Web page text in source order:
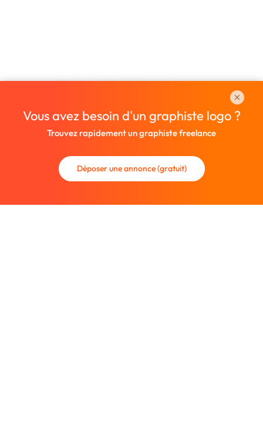
Vous avez besoin d'un graphiste logo ?
Trouvez rapidement un graphiste freelance
Déposer une annonce (gratuit)